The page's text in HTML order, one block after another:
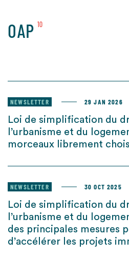
OAP 10
NEWSLETTER 29 JAN 2026
Loi de simplification du
l’urbanisme et du
morceaux librement
NEWSLETTER 30 OCT 2025
Loi de simplification du
l’urbanisme et du
des principales mesures
d’accélérer les projets